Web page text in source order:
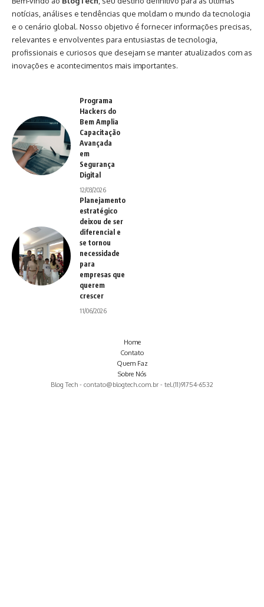
notícias, análises e tendências que moldam o mundo da tecnologia
e o cenário global. Nosso objetivo é fornecer informações precisas,
relevantes e envolventes para entusiastas de tecnologia,
profissionais e curiosos que desejam se manter atualizados com as
inovações e acontecimentos mais importantes.
Programa
Hackers do
Bem Amplia
Capacitação
Avançada
em
Segurança
Digital
12/03/2026
Planejamento
estratégico
deixou de ser
diferencial e
se tornou
necessidade
para
empresas que
querem
crescer
11/06/2026
Blog Tech - contato@blogtech.com.br - tel.(11)91754-6532
Home
Contato
Quem Faz
Sobre Nós